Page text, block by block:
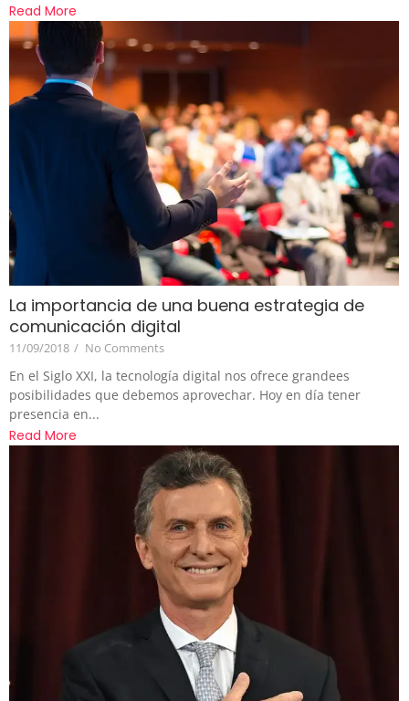
Read More
La importancia de una buena estrategia de
comunicación digital
11/09/2018 / No Comments
En el Siglo XXI, la tecnología digital nos ofrece grandees
posibilidades que debemos aprovechar. Hoy en día tener
presencia en...
Read More